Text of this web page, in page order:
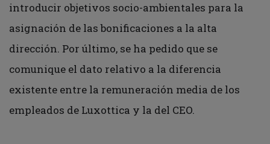
introducir objetivos socio-ambientales para la
asignación de las bonificaciones a la alta
dirección. Por último, se ha pedido que se
comunique el dato relativo a la diferencia
existente entre la remuneración media de los
empleados de Luxottica y la del CEO.